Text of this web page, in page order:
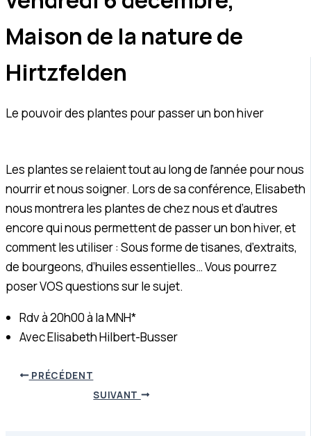
Maison de la nature de
Hirtzfelden
Le pouvoir des plantes pour passer un bon hiver
Les plantes se relaient tout au long de l’année pour nous
nourrir et nous soigner. Lors de sa conférence, Elisabeth
nous montrera les plantes de chez nous et d’autres
encore qui nous permettent de passer un bon hiver, et
comment les utiliser : Sous forme de tisanes, d’extraits,
de bourgeons, d’huiles essentielles… Vous pourrez
poser VOS questions sur le sujet.
Rdv à 20h00 à la MNH*
Avec Elisabeth Hilbert-Busser
PRÉCÉDENT
SUIVANT